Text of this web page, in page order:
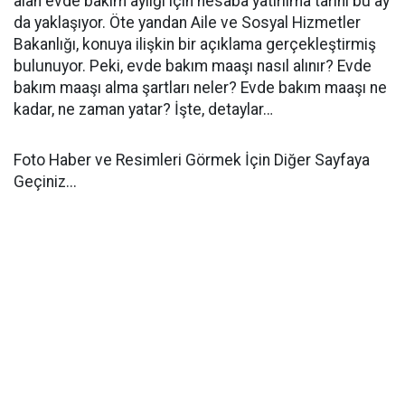
da yaklaşıyor. Öte yandan Aile ve Sosyal Hizmetler
Bakanlığı, konuya ilişkin bir açıklama gerçekleştirmiş
bulunuyor. Peki, evde bakım maaşı nasıl alınır? Evde
bakım maaşı alma şartları neler? Evde bakım maaşı ne
kadar, ne zaman yatar? İşte, detaylar…
Foto Haber ve Resimleri Görmek İçin Diğer Sayfaya
Geçiniz...